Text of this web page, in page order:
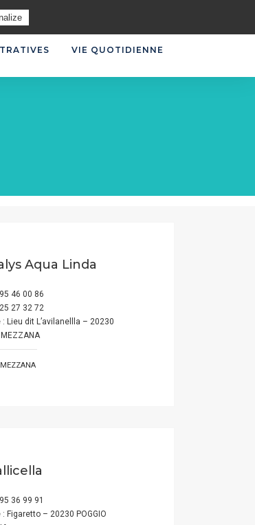
VIE QUOTIDIENNE
Aqua Linda
46 00 86
27 32 72
Lieu dit L’avilanellla – 20230
MEZZANA
36 99 91
Figaretto – 20230 POGGIO